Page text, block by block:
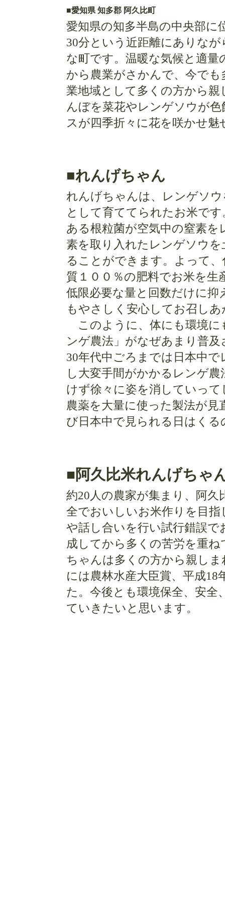
■愛知県 知多郡 阿久比町
愛知県の知多半島の中央部に
30分という近距離にありな
な町です。温暖な気候と適
から農業がさかんで、今で
業地域として多くの方から
んぼを菜花やレンゲソウが
スが四季折々に花を咲かせ魅
■れんげちゃん
れんげちゃんは、レンゲソ
として育ててられたお米で
ある根粒菌が空気中の窒素
素を取り入れたレンゲソウ
ることができます。よって
質１００％の肥料でお米を
低限必要な量と回数だけに
もやさしく安心してお召し
このように、体にも環境に
ンゲ農法」がなぜあまり普
30年代中ごろまでは日本中
し大変手間がかかるレンゲ
けず徐々に姿を消していっ
農薬を大量に使った製法が
び日本中で見られる日はく
■阿久比米れんげちゃ
約20人の農家が集まり、阿
全でおいしいお米作りを目
や話し合いを行い試行錯誤
成してから多くの苦労を重
ちゃんは多くの方から親し
には農林水産大臣賞、平成
た。今後とも環境保全、安
ていきたいと思います。